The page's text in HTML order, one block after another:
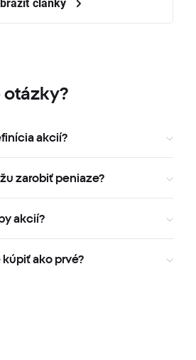
otázky?
akcií?
zarobiť peniaze?
akcií?
ako prvé?